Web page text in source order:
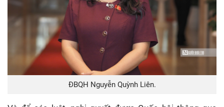
ĐBQH Nguyễn Quỳnh Liên.